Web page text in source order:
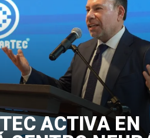
ACTIVA EN